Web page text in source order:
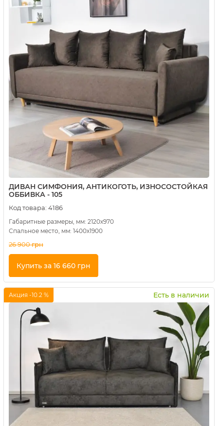
ДИВАН СИМФОНИЯ, АНТИКОГОТЬ, ИЗНОСОСТОЙКАЯ
ОББИВКА - 105
Код товара: 4186
Габаритные размеры, мм: 2120х970
Спальное место, мм: 1400х1900
26 900грн
Купить за 16 660 грн
Купить в 1 клик
Есть в наличии
Акция -10.2 %